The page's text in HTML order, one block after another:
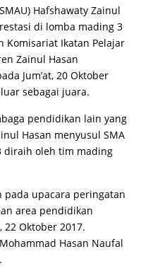
Hafshawaty Zainul
di lomba mading 3
Komisariat Ikatan Pelajar
Zainul Hasan
Jum’at, 20 Oktober
sebagai juara.
pendidikan lain yang
Hasan menyusul SMA
diraih oleh tim mading
pada upacara peringatan
area pendidikan
22 Oktober 2017.
Hasan Naufal